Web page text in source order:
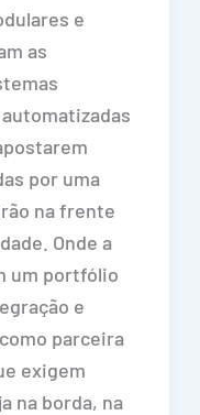
e
as
por uma
na frente
Onde a
um portfólio
e
parceira
exigem
na borda, na